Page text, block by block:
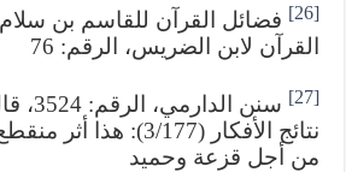
[26]
القرآن لابن الضريس، الرقم: 76
[27]
سنن
نتائج الأفكار (3/177):
من أجل قزعة وحميد